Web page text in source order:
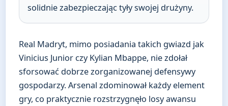
solidnie zabezpieczając tyły swojej drużyny.
Real Madryt, mimo posiadania takich gwiazd jak
Vinicius Junior czy Kylian Mbappe, nie zdołał
sforsować dobrze zorganizowanej defensywy
gospodarzy. Arsenal zdominował każdy element
gry, co praktycznie rozstrzygnęło losy awansu